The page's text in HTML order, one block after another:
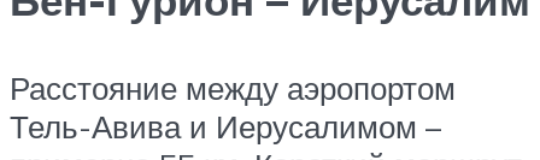
Расстояние между аэропортом
Тель-Авива и Иерусалимом –